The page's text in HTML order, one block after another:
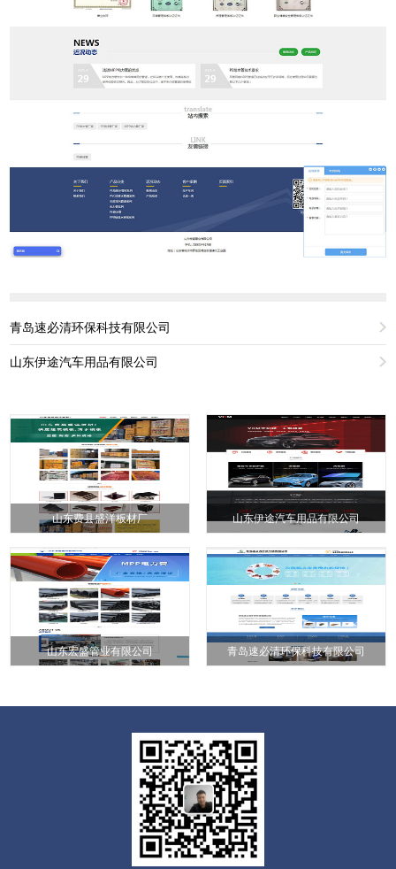
青岛速必清环保科技有限公司
山东伊途汽车用品有限公司
山东费县盛洋板材厂 山东伊途汽车用品有限公司
山东宏盛管业有限公司 青岛速必清环保科技有限公司